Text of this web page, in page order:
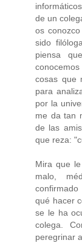
de un
os
sido
piensa
cosas que
para
por la
me da tan
de las
que reza:
Mira que
malo,
qué hacer
se le ha
colega.
peregrinar